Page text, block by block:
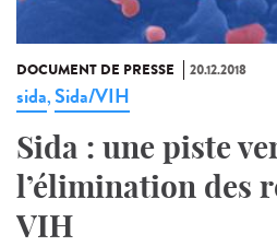
DOCUMENT DE PRESSE 20.12.2018
sida,Sida/VIH
Sida : une piste
l’élimination des
VIH